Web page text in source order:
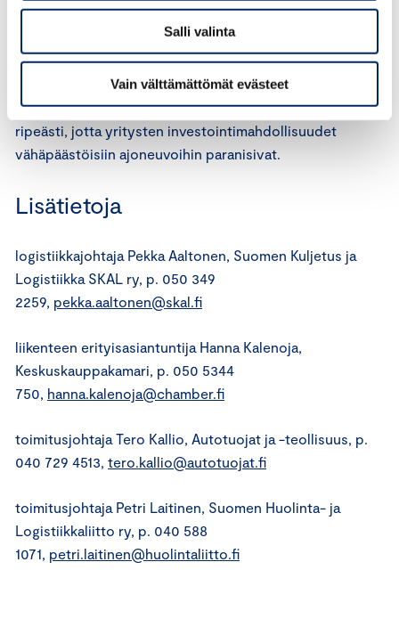
Salli valinta
Vain välttämättömät evästeet
poikkeuksen käyttöönotto olisi valtion talouden kannalta
kustannusneutraali kevyiden hyötyajoneuvojen
käyttövoimamurrosta ja päästövähennyksiä edistävä
toimenpide. Puhtaan siirtymän edistämiseksi kaikki
kustannustehokkaat toimet on tarpeen ottaa käyttöön
ripeästi, jotta yritysten investointimahdollisuudet
vähäpäästöisiin ajoneuvoihin paranisivat.
Lisätietoja
logistiikkajohtaja Pekka Aaltonen, Suomen Kuljetus ja
Logistiikka SKAL ry, p. 050 349
2259, pekka.aaltonen@skal.fi
liikenteen erityisasiantuntija Hanna Kalenoja,
Keskuskauppakamari, p. 050 5344
750, hanna.kalenoja@chamber.fi
toimitusjohtaja Tero Kallio, Autotuojat ja -teollisuus, p.
040 729 4513, tero.kallio@autotuojat.fi
toimitusjohtaja Petri Laitinen, Suomen Huolinta- ja
Logistiikkaliitto ry, p. 040 588
1071, petri.laitinen@huolintaliitto.fi